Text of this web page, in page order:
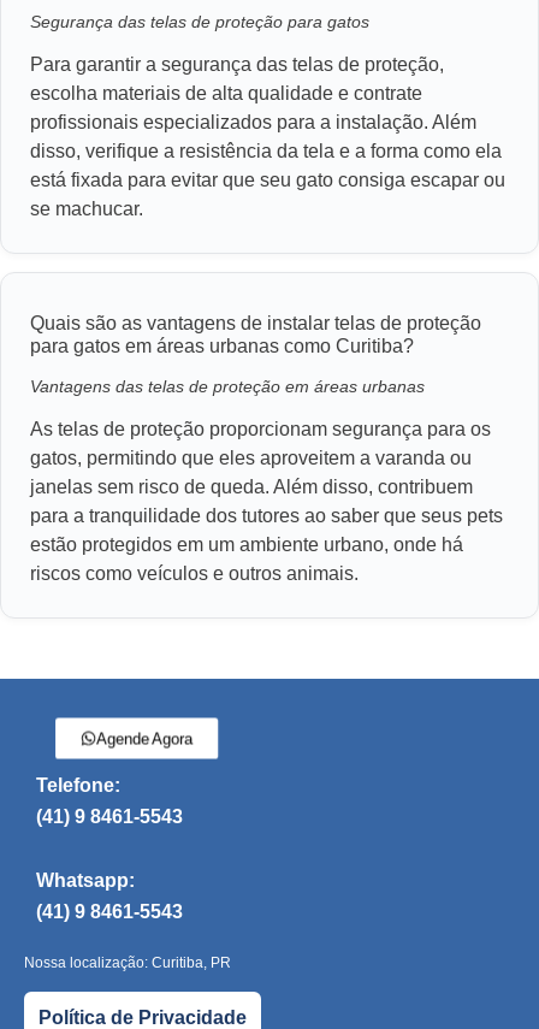
Segurança das telas de proteção para gatos
Para garantir a segurança das telas de proteção,
escolha materiais de alta qualidade e contrate
profissionais especializados para a instalação. Além
disso, verifique a resistência da tela e a forma como ela
está fixada para evitar que seu gato consiga escapar ou
se machucar.
Quais são as vantagens de instalar telas de proteção
para gatos em áreas urbanas como Curitiba?
Vantagens das telas de proteção em áreas urbanas
As telas de proteção proporcionam segurança para os
gatos, permitindo que eles aproveitem a varanda ou
janelas sem risco de queda. Além disso, contribuem
para a tranquilidade dos tutores ao saber que seus pets
estão protegidos em um ambiente urbano, onde há
riscos como veículos e outros animais.
Agende Agora
Telefone:
(41) 9 8461-5543
Whatsapp:
(41) 9 8461-5543
Nossa localização: Curitiba, PR
Política de Privacidade